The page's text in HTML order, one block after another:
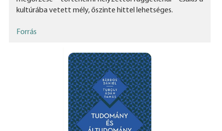
kultúrába vetett mély, őszinte hittel lehetséges.
Forrás